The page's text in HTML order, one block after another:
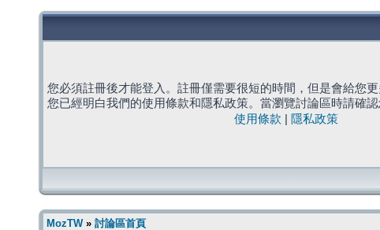
您必須註冊後才能登入。註冊僅需要很短的時間，但是會給您
您已經明白我們的使用條款和隱私政策。當瀏覽討論區時請確認
使用條款
隱私政策
MozTW» 討論區首頁